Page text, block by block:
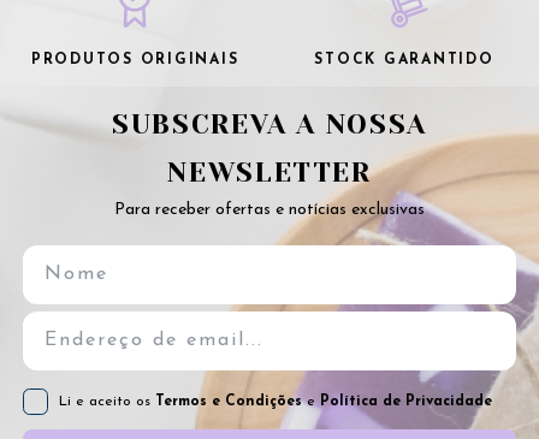
PRODUTOS ORIGINAIS STOCK GARANTIDO
SUBSCREVA A NOSSA
NEWSLETTER
Para receber ofertas e notícias exclusivas
Li e aceito os Termos e Condiçõese Política de Privacidade